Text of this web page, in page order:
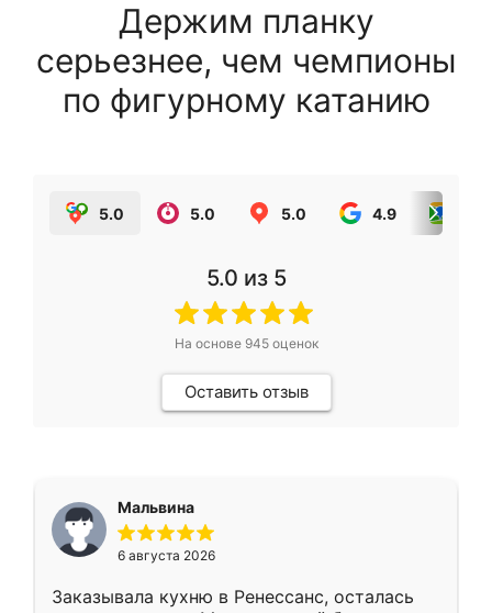
Держим планку
серьезнее, чем чемпионы
по фигурному катанию
5.0 5.0 5.0 4.9
5.0 из 5
На основе 945оценок
Оставить отзыв
Мальвина
6 августа 2026
Заказывала кухню в Ренессанс, осталась